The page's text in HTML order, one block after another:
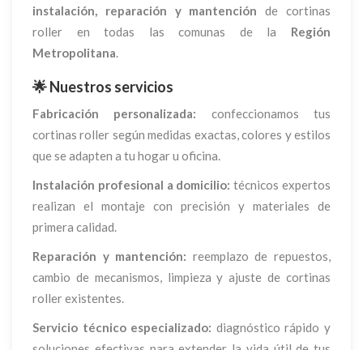
instalación, reparación y mantención de cortinas
roller en todas las comunas de la Región
Metropolitana.
🌟 Nuestros servicios
Fabricación personalizada: confeccionamos tus
cortinas roller según medidas exactas, colores y estilos
que se adapten a tu hogar u oficina.
Instalación profesional a domicilio: técnicos expertos
realizan el montaje con precisión y materiales de
primera calidad.
Reparación y mantención: reemplazo de repuestos,
cambio de mecanismos, limpieza y ajuste de cortinas
roller existentes.
Servicio técnico especializado: diagnóstico rápido y